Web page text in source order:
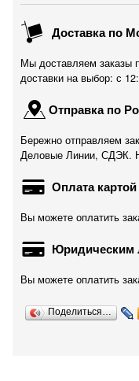
Доставка по
Мы доставляем заказы
доставки на выбор: с
Отправка по
Бережно отправляем
Деловые Линии, СДЭК.
Оплата картой
Вы можете оплатить
Юридическим
Вы можете оплатить
Поделиться…